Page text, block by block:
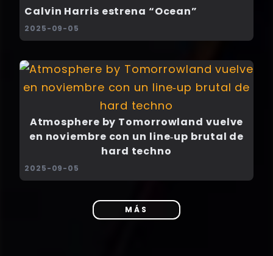
Calvin Harris estrena “Ocean”
2025-09-05
Atmosphere by Tomorrowland vuelve
en noviembre con un line‑up brutal de
hard techno
2025-09-05
MÁS